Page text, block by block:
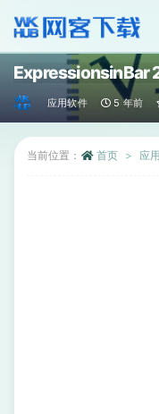
ExpressionsinBar
应用软件 5 年前
当前位置： 首页 应
全部